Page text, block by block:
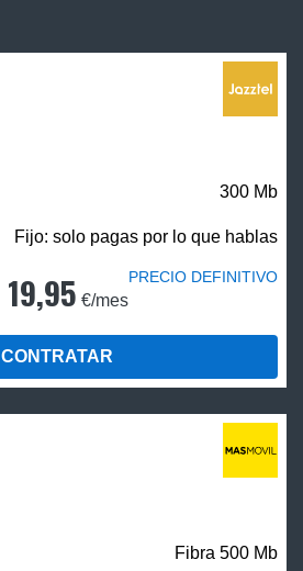
300 Mb
Fijo: solo pagas por lo que hablas
19,95 €/mes
PRECIO DEFINITIVO
CONTRATAR
Fibra 500 Mb